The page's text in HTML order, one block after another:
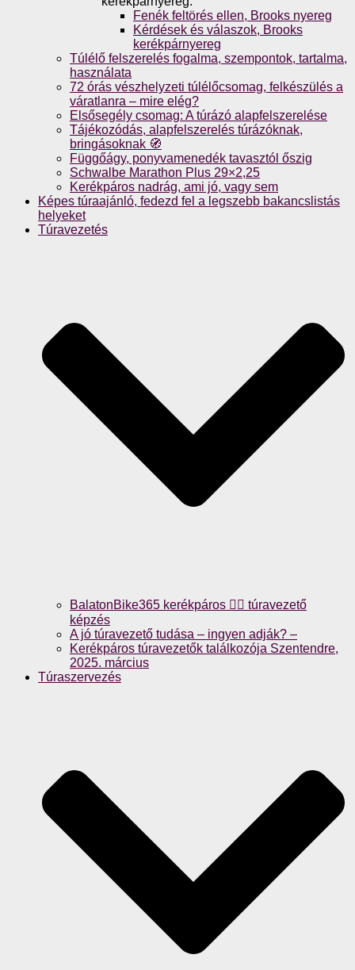
Fenék feltörés ellen, Brooks nyereg
Kérdések és válaszok, Brooks
kerékpárnyereg
Túlélő felszerelés fogalma, szempontok, tartalma,
használata
72 órás vészhelyzeti túlélőcsomag, felkészülés a
váratlanra – mire elég?
Elsősegély csomag: A túrázó alapfelszerelése
Tájékozódás, alapfelszerelés túrázóknak,
bringásoknak 🧭
Függőágy, ponyvamenedék tavasztól őszig
Schwalbe Marathon Plus 29×2,25
Kerékpáros nadrág, ami jó, vagy sem
Képes túraajánló, fedezd fel a legszebb bakancslistás
helyeket
Túravezetés
BalatonBike365 kerékpáros 🚴‍♀️ túravezető
képzés
A jó túravezető tudása – ingyen adják? –
Kerékpáros túravezetők találkozója Szentendre,
2025. március
Túraszervezés